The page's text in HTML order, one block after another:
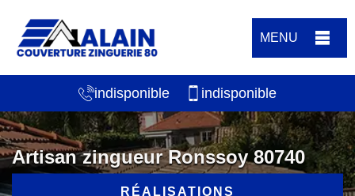
MENU
indisponible indisponible
Artisan zingueur Ronssoy 80740
RÉALISATIONS